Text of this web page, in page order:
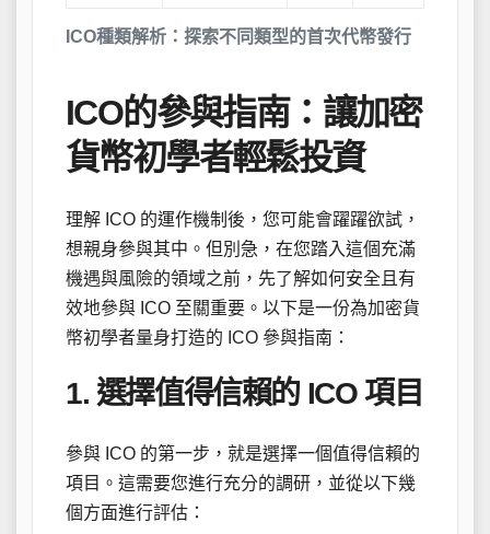
ICO種類解析：探索不同類型的首次代幣發行
ICO的參與指南：讓加密
貨幣初學者輕鬆投資
理解 ICO 的運作機制後，您可能會躍躍欲試，
想親身參與其中。但別急，在您踏入這個充滿
機遇與風險的領域之前，先了解如何安全且有
效地參與 ICO 至關重要。以下是一份為加密貨
幣初學者量身打造的 ICO 參與指南：
1. 選擇值得信賴的 ICO 項目
參與 ICO 的第一步，就是選擇一個值得信賴的
項目。這需要您進行充分的調研，並從以下幾
個方面進行評估：